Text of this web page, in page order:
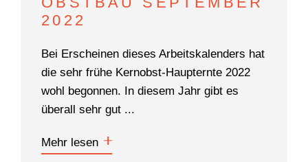
2022
Bei Erscheinen dieses Arbeitskalenders hat
die sehr frühe Kernobst-Haupternte 2022
wohl begonnen. In diesem Jahr gibt es
überall sehr gut ...
Mehr lesen